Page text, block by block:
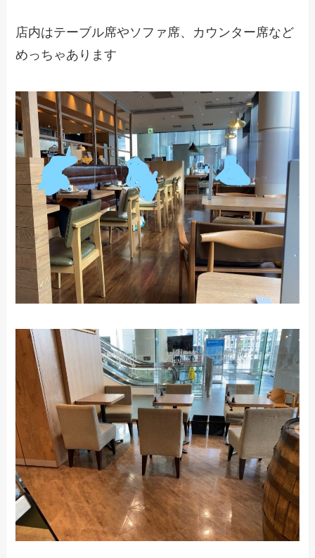
店内はテーブル席やソファ席、カウンター席など
めっちゃあります